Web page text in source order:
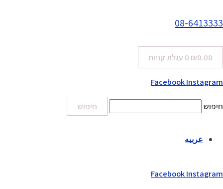
08-6413333
₪0.00
0 עגלת קניות
FacebookInstagram
חיפוש חיפוש
عربيه
FacebookInstagram